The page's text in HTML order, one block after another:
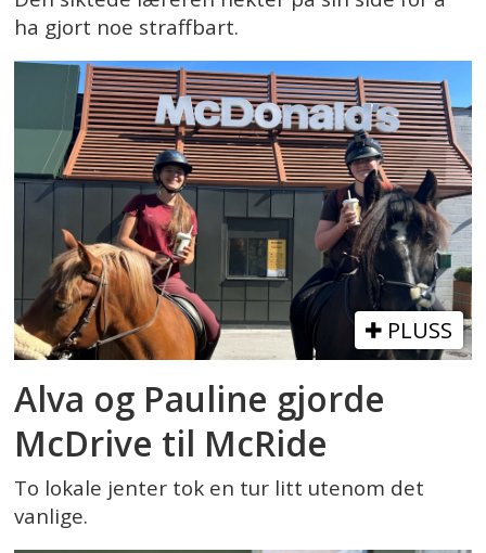
ha gjort noe straffbart.
PLUSS
Alva og Pauline gjorde
McDrive til McRide
To lokale jenter tok en tur litt utenom det
vanlige.